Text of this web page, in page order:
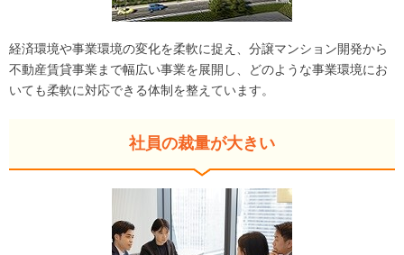
経済環境や事業環境の変化を柔軟に捉え、分譲マンション開発から
不動産賃貸事業まで幅広い事業を展開し、どのような事業環境にお
いても柔軟に対応できる体制を整えています。
社員の裁量が大きい